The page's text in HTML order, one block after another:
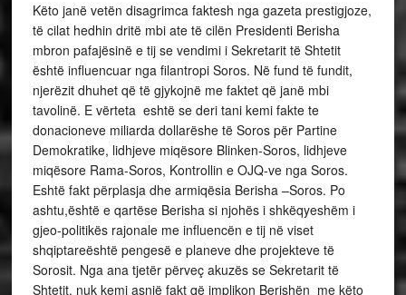
Këto janë vetën disagrimca faktesh nga gazeta prestigjoze,
të cilat hedhin dritë mbi ate të cilën Presidenti Berisha
mbron pafajësinë e tij se vendimi i Sekretarit të Shtetit
është influencuar nga filantropi Soros. Në fund të fundit,
njerëzit dhuhet që të gjykojnë me faktet që janë mbi
tavolinë. E vërteta eshtë se deri tani kemi fakte te
donacioneve miliarda dollarëshe të Soros për Partine
Demokratike, lidhjeve miqësore Blinken-Soros, lidhjeve
miqësore Rama-Soros, Kontrollin e OJQ-ve nga Soros.
Eshtë fakt përplasja dhe armiqësia Berisha –Soros. Po
ashtu,është e qartëse Berisha si njohës i shkëqyeshëm i
gjeo-politikës rajonale me influencën e tij në viset
shqiptareështë pengesë e planeve dhe projekteve të
Sorosit. Nga ana tjetër përveç akuzës se Sekretarit të
Shtetit, nuk kemi asnjë fakt që implikon Berishën me këto